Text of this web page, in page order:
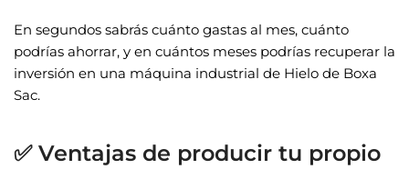
En segundos sabrás cuánto gastas al mes, cuánto
podrías ahorrar, y en cuántos meses podrías recuperar la
inversión en una máquina industrial de Hielo de Boxa
Sac.
✅ Ventajas de producir tu propio